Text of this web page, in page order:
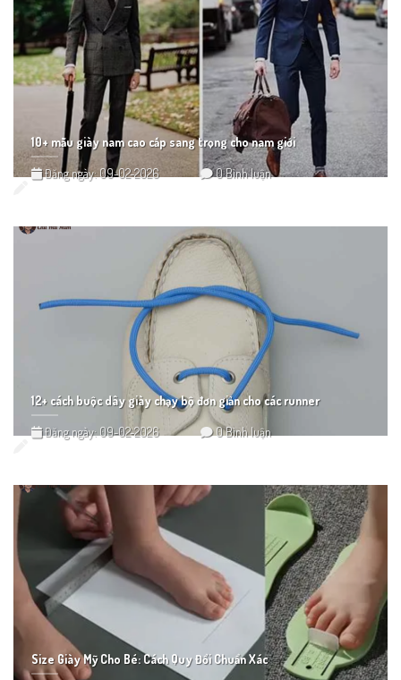
10+ mẫu giày nam cao cấp sang trọng cho nam giới
Đăng ngày: 09-02-2026 0 Bình luận
12+ cách buộc dây giày chạy bộ đơn giản cho các runner
Đăng ngày: 09-02-2026 0 Bình luận
Size Giày Mỹ Cho Bé: Cách Quy Đổi Chuẩn Xác